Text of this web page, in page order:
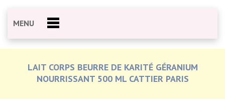
MENU
LAIT CORPS BEURRE DE KARITÉ GÉRANIUM
NOURRISSANT 500 ML CATTIER PARIS